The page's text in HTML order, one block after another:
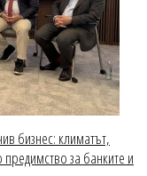
бизнес: климатът,
предимство за банките и